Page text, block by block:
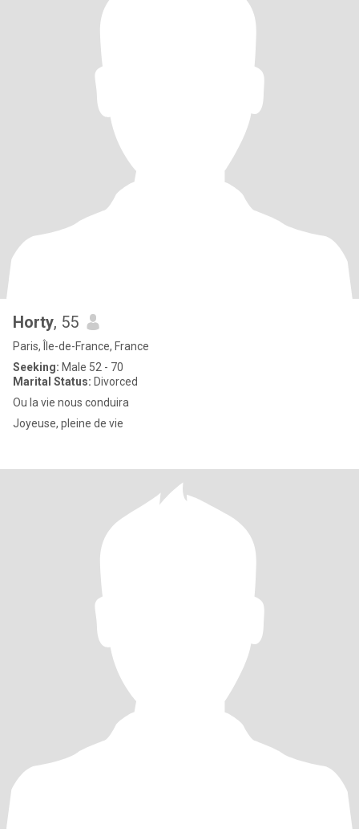
Horty, 55
Paris, Île-de-France, France
Seeking: Male 52 - 70
Marital Status: Divorced
Ou la vie nous conduira
Joyeuse, pleine de vie